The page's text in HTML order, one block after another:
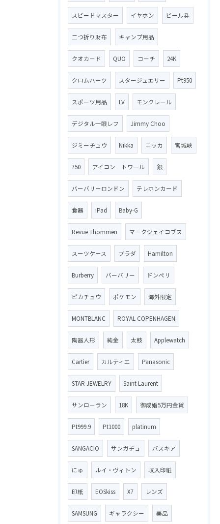
スピードマスター イヤホン ビール券
二つ折り財布 キャンプ用品
クオカード QUO コーチ 24K
クロムハーツ スタージュエリー Pt950
スポーツ用品 LV モンクレール
デジタル一眼レフ Jimmy Choo
ジミーチュウ Nikka ニッカ 宮城峡
750 アイコン トワール 銀
バーバリーロンドン テレホンカード
食器 iPad Baby-G
Revue Thommen マークジェイコブス
スーツケース プラダ Hamilton
Burberry バーバリー ドンペリ
ピカチュウ ポケモン 海外限定
MONTBLANC ROYAL COPENHAGEN
陶器人形 純金 太鼓 Applewatch
Cartier カルティエ Panasonic
STAR JEWELRY Saint Laurent
サンローラン 18K 御成婚5万円金貨
Pt999.9 Pt1000 platinum
SANGACIO サンガチョ バスキア
にゅ ルイ・ヴィトン 収入印紙
印紙 EOSkiss X7 レンズ
SAMSUNG ギャラクシー 美品